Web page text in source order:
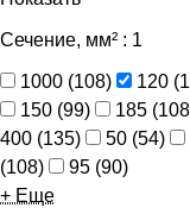
Сечение, мм² : 1
1000 (108) 120 (
150 (99) 185 (108
400 (135) 50 (54)
(108) 95 (90)
+ Еще